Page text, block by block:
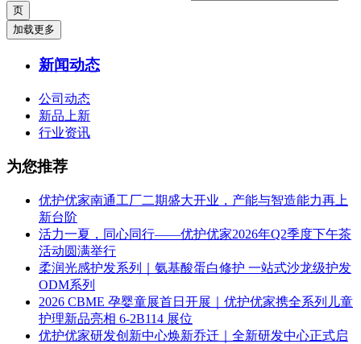
加载更多
新闻动态
公司动态
新品上新
行业资讯
为您推荐
优护优家南通工厂二期盛大开业，产能与智造能力再上
新台阶
活力一夏，同心同行——优护优家2026年Q2季度下午茶
活动圆满举行
柔润光感护发系列｜氨基酸蛋白修护 一站式沙龙级护发
ODM系列
2026 CBME 孕婴童展首日开展｜优护优家携全系列儿童
护理新品亮相 6-2B114 展位
优护优家研发创新中心焕新乔迁｜全新研发中心正式启